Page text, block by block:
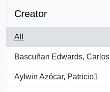
Creator
All
Bascuñan Edwards, Carlos
, 5271 results
Aylwin Azócar, Patricio1
, 3118 results